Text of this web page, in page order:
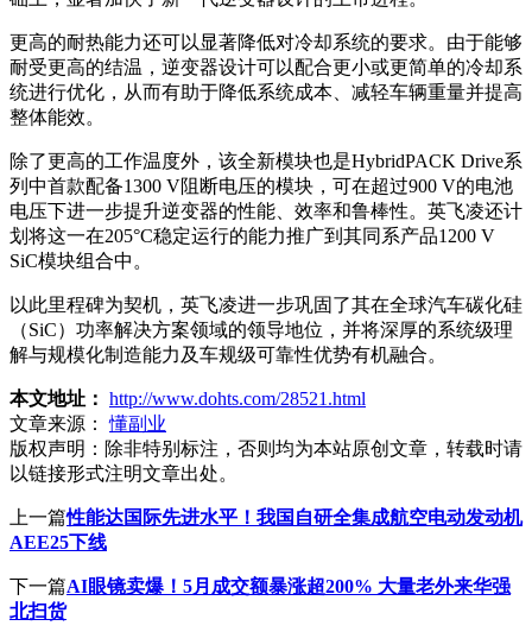
更高的耐热能力还可以显著降低对冷却系统的要求。由于能够
耐受更高的结温，逆变器设计可以配合更小或更简单的冷却系
统进行优化，从而有助于降低系统成本、减轻车辆重量并提高
整体能效。
除了更高的工作温度外，该全新模块也是HybridPACK Drive系
列中首款配备1300 V阻断电压的模块，可在超过900 V的电池
电压下进一步提升逆变器的性能、效率和鲁棒性。英飞凌还计
划将这一在205°C稳定运行的能力推广到其同系产品1200 V
SiC模块组合中。
以此里程碑为契机，英飞凌进一步巩固了其在全球汽车碳化硅
（SiC）功率解决方案领域的领导地位，并将深厚的系统级理
解与规模化制造能力及车规级可靠性优势有机融合。
本文地址： http://www.dohts.com/28521.html
文章来源：
懂副业
版权声明： 除非特别标注，否则均为本站原创文章，转载时请
以链接形式注明文章出处。
上一篇性能达国际先进水平！我国自研全集成航空电动发动机
AEE25下线
下一篇AI眼镜卖爆！5月成交额暴涨超200% 大量老外来华强
北扫货